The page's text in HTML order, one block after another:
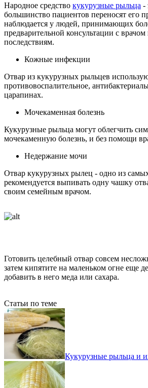
Народное средство кукурузные рыльца -
большинство пациентов переносят его
наблюдается у людей, принимающих
предварительной консультации с
последствиям.
Кожные инфекции
Отвар из кукурузных рыльцев
противовоспалительное,
царапинах.
Мочекаменная болезнь
Кукурузные рыльца могут облегчить
мочекаменную болезнь, и без помощи
Недержание мочи
Отвар кукурузных рылец - одно из
рекомендуется выпивать одну чашку
своим семейным врачом.
Готовить целебный отвар совсем
затем кипятите на маленьком огне еще
добавить в него меда или сахара.
Статьи по теме
Кукурузные рыльца и